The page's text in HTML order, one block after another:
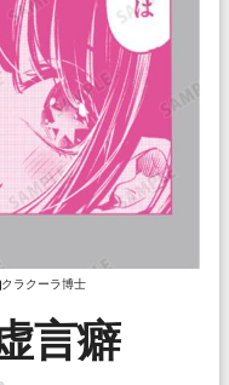
クラクーラ博士
言癖